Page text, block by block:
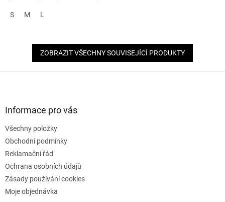
S M L
ZOBRAZIT VŠECHNY SOUVISEJÍCÍ PRODUKTY
Informace pro vás
Všechny položky
Obchodní podmínky
Reklamační řád
Ochrana osobních údajů
Zásady používání cookies
Moje objednávka